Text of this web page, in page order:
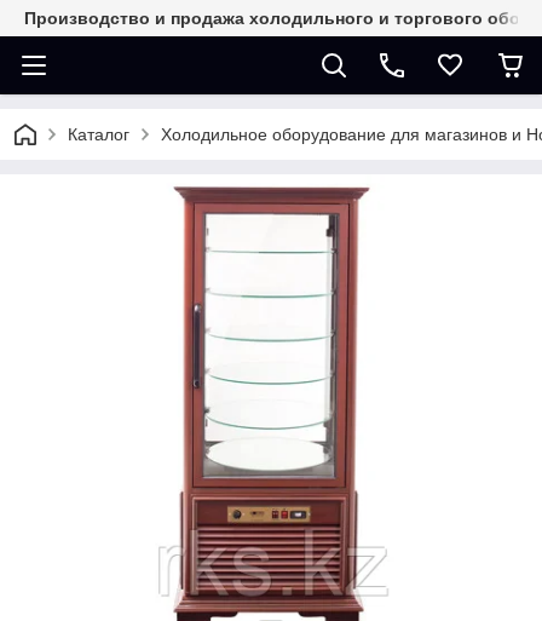
Производство и продажа холодильного и торгового
Каталог Холодильное оборудование для магазинов и